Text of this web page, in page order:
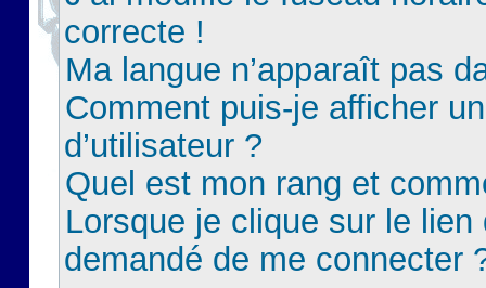
correcte !
Ma langue n’apparaît pas
Comment puis-je afficher
d’utilisateur ?
Quel est mon rang et
Lorsque je clique sur le lien
demandé de me connecter